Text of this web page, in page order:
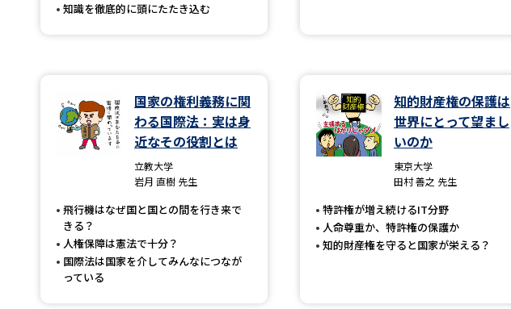
知識を徹底的に頭にたたき込む
国家の権利義務に関
わる国際法：実は身
近なその役割とは
立教大学
岩月 直樹 先生
飛行機はなぜ国と国との間を行き来で
きる？
人権保障は憲法で十分？
国際法は国家を介してみんなにつなが
っている
知的財産権の保護は
世界にとって望まし
いのか
東京大学
田村 善之 先生
特許権が増え続けるIT分野
人命尊重か、特許権の保護か
知的財産権を守ると国家が栄える？